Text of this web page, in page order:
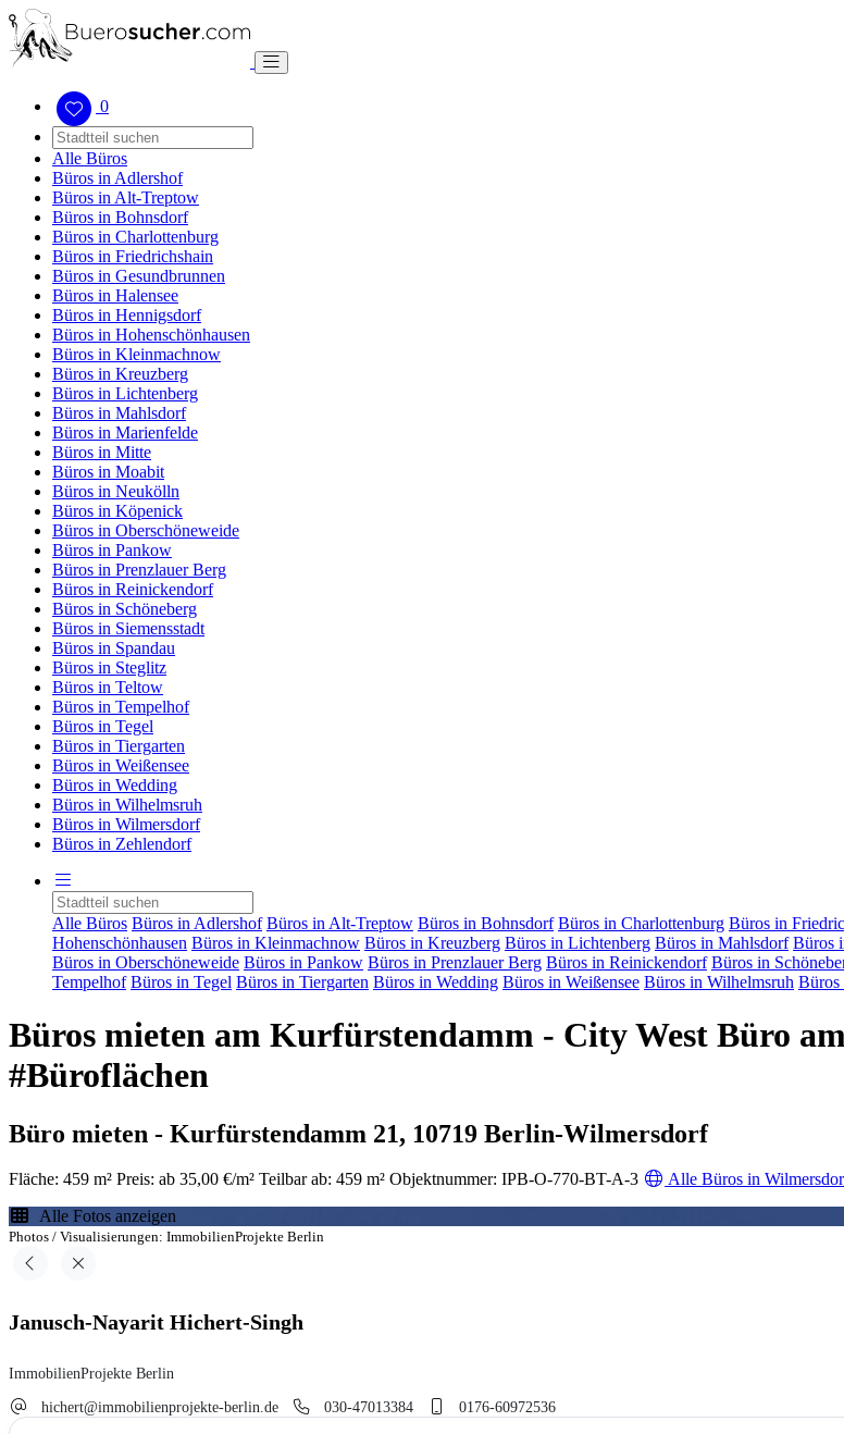
0
Alle Büros
Büros in Adlershof
Büros in Alt-Treptow
Büros in Bohnsdorf
Büros in Charlottenburg
Büros in Friedrichshain
Büros in Gesundbrunnen
Büros in Halensee
Büros in Hennigsdorf
Büros in Hohenschönhausen
Büros in Kleinmachnow
Büros in Kreuzberg
Büros in Lichtenberg
Büros in Mahlsdorf
Büros in Marienfelde
Büros in Mitte
Büros in Moabit
Büros in Neukölln
Büros in Köpenick
Büros in Oberschöneweide
Büros in Pankow
Büros in Prenzlauer Berg
Büros in Reinickendorf
Büros in Schöneberg
Büros in Siemensstadt
Büros in Spandau
Büros in Steglitz
Büros in Teltow
Büros in Tempelhof
Büros in Tegel
Büros in Tiergarten
Büros in Weißensee
Büros in Wedding
Büros in Wilhelmsruh
Büros in Wilmersdorf
Büros in Zehlendorf
Alle Büros Büros in Adlershof Büros in Alt-Treptow Büros in Bohnsdorf Büros in Charlottenburg Büros in
Hohenschönhausen Büros in Kleinmachnow Büros in Kreuzberg Büros in Lichtenberg Büros in Mahlsdorf Büros
Büros in Oberschöneweide Büros in Pankow Büros in Prenzlauer Berg Büros in Reinickendorf Büros in
Tempelhof Büros in Tegel Büros in Tiergarten Büros in Wedding Büros in Weißensee Büros in Wilhelmsruh Büros
Büros mieten am Kurfürstendamm - City West Büro
#Büroflächen
Büro mieten - Kurfürstendamm 21, 10719 Berlin-Wilmersdorf
Fläche: 459 m² Preis: ab 35,00 €/m² Teilbar ab: 459 m² Objektnummer: IPB-O-770-BT-A-3 Alle Büros in
Alle Fotos anzeigen
Photos / Visualisierungen: ImmobilienProjekte Berlin
Janusch-Nayarit Hichert-Singh
ImmobilienProjekte Berlin
hichert@immobilienprojekte-berlin.de
030-47013384 0176-60972536